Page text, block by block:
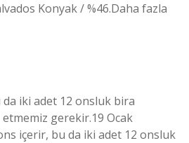
Konyak / %46.Daha fazla
iki adet 12 onsluk bira
gerekir.19 Ocak
içerir, bu da iki adet 12 onsluk